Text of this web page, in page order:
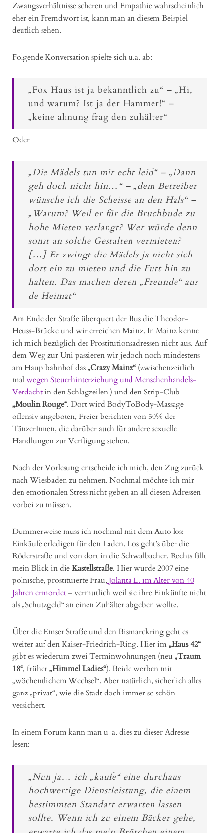
Zwangsverhältnisse scheren und Empathie wahrscheinlich
eher ein Fremdwort ist, kann man an diesem Beispiel
deutlich sehen.
Folgende Konversation spielte sich u.a. ab:
„Fox Haus ist ja bekanntlich zu“ – „Hi,
und warum? Ist ja der Hammer!“ –
„keine ahnung frag den zuhälter“
Oder
„Die Mädels tun mir echt leid“ – „Dann
geh doch nicht hin…“ – „dem Betreiber
wünsche ich die Scheisse an den Hals“ –
„Warum? Weil er für die Bruchbude zu
hohe Mieten verlangt? Wer würde denn
sonst an solche Gestalten vermieten?
[…] Er zwingt die Mädels ja nicht sich
dort ein zu mieten und die Futt hin zu
halten. Das machen deren „Freunde“ aus
de Heimat“
Am Ende der Straße überquert der Bus die Theodor-
Heuss-Brücke und wir erreichen Mainz. In Mainz kenne
ich mich bezüglich der Prostitutionsadressen nicht aus. Auf
dem Weg zur Uni passieren wir jedoch noch mindestens
am Hauptbahnhof das„Crazy Mainz“ (zwischenzeitlich
malwegen Steuerhinterziehung und Menschenhandels-
Verdachtin den Schlagzeilen ) und den Strip-Club
„Moulin Rouge“. Dort wird BodyToBody-Massage
offensiv angeboten, Freier berichten von 50% der
TänzerInnen, die darüber auch für andere sexuelle
Handlungen zur Verfügung stehen.
Nach der Vorlesung entscheide ich mich, den Zug zurück
nach Wiesbaden zu nehmen. Nochmal möchte ich mir
den emotionalen Stress nicht geben an all diesen Adressen
vorbei zu müssen.
Dummerweise muss ich nochmal mit dem Auto los:
Einkäufe erledigen für den Laden. Los geht’s über die
Röderstraße und von dort in die Schwalbacher. Rechts fällt
mein Blick in dieKastellstraße. Hier wurde 2007 eine
polnische, prostituierte Frau, Jolanta L. im Alter von 40
Jahren ermordet– vermutlich weil sie ihre Einkünfte nicht
als „Schutzgeld“ an einen Zuhälter abgeben wollte.
Über die Emser Straße und den Bismarckring geht es
weiter auf den Kaiser-Friedrich-Ring. Hier im„Haus 42“
gibt es wiederum zwei Terminwohnungen (neu „Traum
18“, früher„Himmel Ladies“). Beide werben mit
„wöchentlichem Wechsel“. Aber natürlich, sicherlich alles
ganz „privat“, wie die Stadt doch immer so schön
versichert.
In einem Forum kann man u. a. dies zu dieser Adresse
lesen:
„Nun ja… ich „kaufe“ eine durchaus
hochwertige Dienstleistung, die einem
bestimmten Standart erwarten lassen
sollte. Wenn ich zu einem Bäcker gehe,